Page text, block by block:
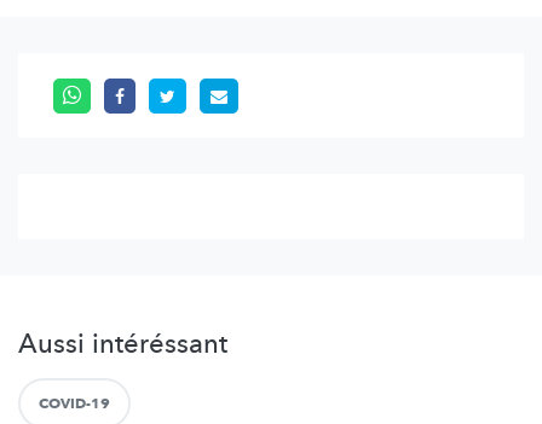
Aussi intéréssant
COVID-19